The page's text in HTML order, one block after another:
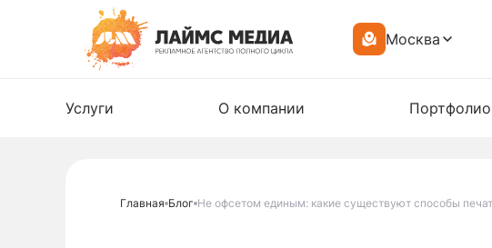
Москва
Услуги О компании Портфолио
Главная Блог Не офсетом единым: какие существуют способы